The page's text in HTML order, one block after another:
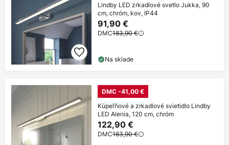
Lindby LED zrkadlové svetlo Jukka, 90
cm, chróm, kov, IP44
91,90 €
DMC183,90 €
Na sklade
DMC -41,00 €
Kúpeľňové a zrkadlové svietidlo Lindby
LED Alenia, 120 cm, chróm
122,90 €
DMC163,90 €